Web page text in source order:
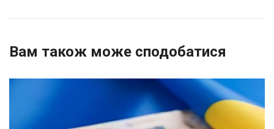
Вам також може сподобатися